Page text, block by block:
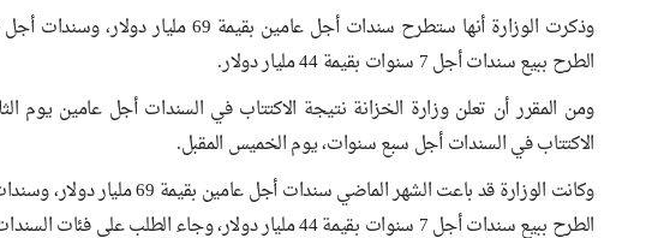
الطرح ببيع سندات أجل 7 سنوات بقيمة 44 مليار دولار.
ومن المقرر أن تعلن وزارة الخزانة نتيجة الاكتتاب في السندات أجل عامين يوم
الاكتتاب في السندات أجل سبع سنوات، يوم الخميس المقبل.